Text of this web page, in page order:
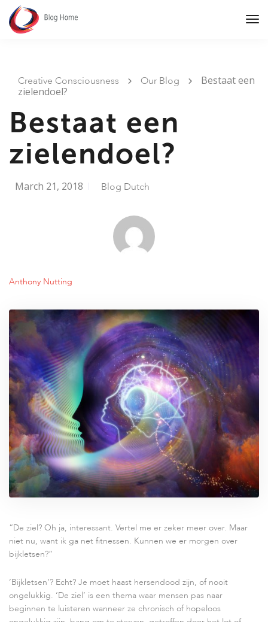
Creative Consciousness Our Blog
Bestaat een
zielendoel?
Bestaat een
zielendoel?
March 21, 2018 Blog Dutch
Anthony Nutting
“De ziel? Oh ja, interessant. Vertel me er zeker meer over. Maar
niet nu, want ik ga net fitnessen. Kunnen we er morgen over
bijkletsen?”
‘Bijkletsen’? Echt? Je moet haast hersendood zijn, of nooit
ongelukkig. ‘De ziel’ is een thema waar mensen pas naar
beginnen te luisteren wanneer ze chronisch of hopeloos